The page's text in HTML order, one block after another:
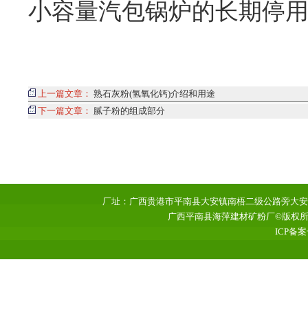
小容量汽包锅炉的长期停
上一篇文章： 熟石灰粉(氢氧化钙)介绍和用途
下一篇文章： 腻子粉的组成部分
厂址：广西贵港市平南县大安镇南梧二级公路旁大
广西平南县海萍建材矿粉厂©版权
ICP备